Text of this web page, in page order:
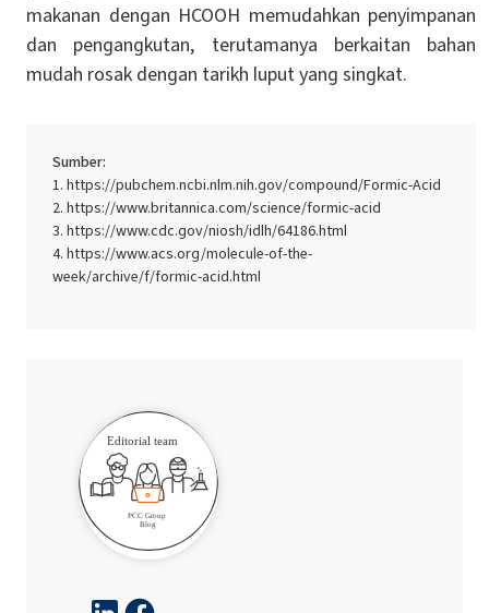
makanan dengan HCOOH memudahkan penyimpanan
dan pengangkutan, terutamanya berkaitan bahan
mudah rosak dengan tarikh luput yang singkat.
Sumber:
https://pubchem.ncbi.nlm.nih.gov/compound/Formic-Acid
https://www.britannica.com/science/formic-acid
https://www.cdc.gov/niosh/idlh/64186.html
https://www.acs.org/molecule-of-the-
week/archive/f/formic-acid.html